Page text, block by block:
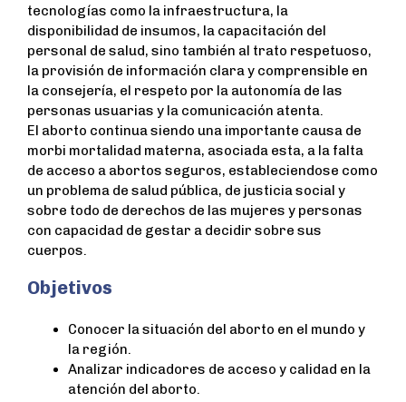
tecnologías como la infraestructura, la
disponibilidad de insumos, la capacitación del
personal de salud, sino también al trato respetuoso,
la provisión de información clara y comprensible en
la consejería, el respeto por la autonomía de las
personas usuarias y la comunicación atenta.
El aborto continua siendo una importante causa de
morbi mortalidad materna, asociada esta, a la falta
de acceso a abortos seguros, estableciendose como
un problema de salud pública, de justicia social y
sobre todo de derechos de las mujeres y personas
con capacidad de gestar a decidir sobre sus
cuerpos.
Objetivos
Conocer la situación del aborto en el mundo y
la región.
Analizar indicadores de acceso y calidad en la
atención del aborto.